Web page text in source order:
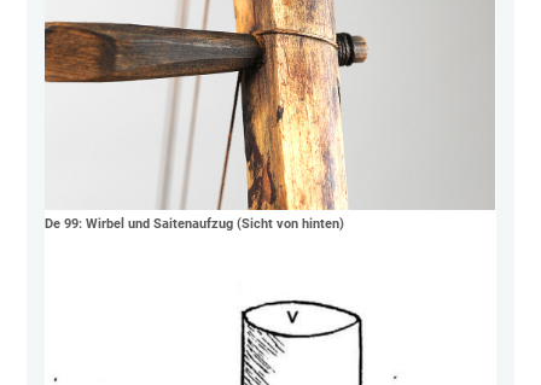
De 99: Wirbel und Saitenaufzug (Sicht von hinten)